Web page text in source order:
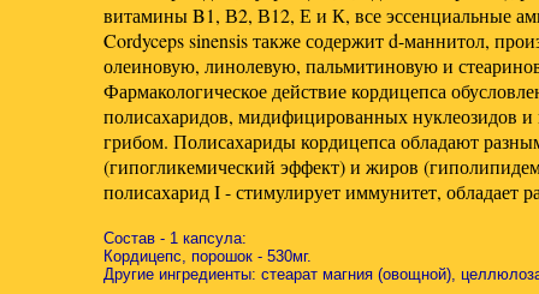
витамины B1, В2, В12, Е и К, все эссенциальные
Cordyceps sinensis также содержит d-маннитол,
олеиновую, линолевую, пальмитиновую и
Фармакологическое действие кордицепса
полисахаридов, мидифицированных нуклеозидов
грибом. Полисахариды кордицепса обладают
(гипогликемический эффект) и жиров
полисахарид I - стимулирует иммунитет, обладает
Состав - 1 капсула:
Кордицепс, порошок - 530мг.
Другие ингредиенты: стеарат магния (овощной),